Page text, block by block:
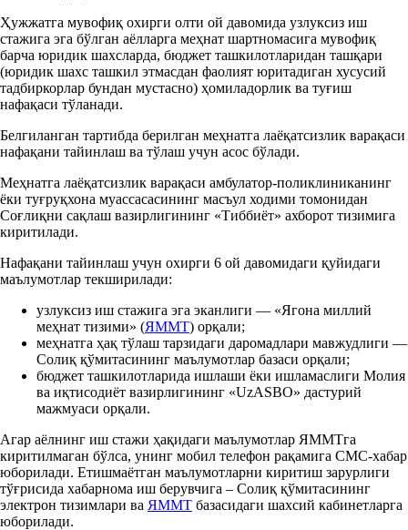
Ҳужжатга мувофиқ охирги олти ой давомида узлуксиз иш
стажига эга бўлган аёлларга меҳнат шартномасига мувофиқ
барча юридик шахсларда, бюджет ташкилотларидан ташқари
(юридик шахс ташкил этмасдан фаолият юритадиган хусусий
тадбиркорлар бундан мустасно) ҳомиладорлик ва туғиш
нафақаси тўланади.
Белгиланган тартибда берилган меҳнатга лаёқатсизлик варақаси
нафақани тайинлаш ва тўлаш учун асос бўлади.
Меҳнатга лаёқатсизлик варақаси амбулатор-поликлиниканинг
ёки туғруқхона муассасасининг масъул ходими томонидан
Соғлиқни сақлаш вазирлигининг «Тиббиёт» ахборот тизимига
киритилади.
Нафақани тайинлаш учун охирги 6 ой давомидаги қуйидаги
маълумотлар текширилади:
узлуксиз иш стажига эга эканлиги — «Ягона миллий
меҳнат тизими» (ЯММТ) орқали;
меҳнатга ҳақ тўлаш тарзидаги даромадлари мавжудлиги —
Солиқ қўмитасининг маълумотлар базаси орқали;
бюджет ташкилотларида ишлаши ёки ишламаслиги Молия
ва иқтисодиёт вазирлигининг «UzASBO» дастурий
мажмуаси орқали.
Агар аёлнинг иш стажи ҳақидаги маълумотлар ЯММТга
киритилмаган бўлса, унинг мобил телефон рақамига СМС-хабар
юборилади. Етишмаётган маълумотларни киритиш зарурлиги
тўғрисида хабарнома иш берувчига – Солиқ қўмитасининг
электрон тизимлари ва ЯММТ базасидаги шахсий кабинетларга
юборилади.